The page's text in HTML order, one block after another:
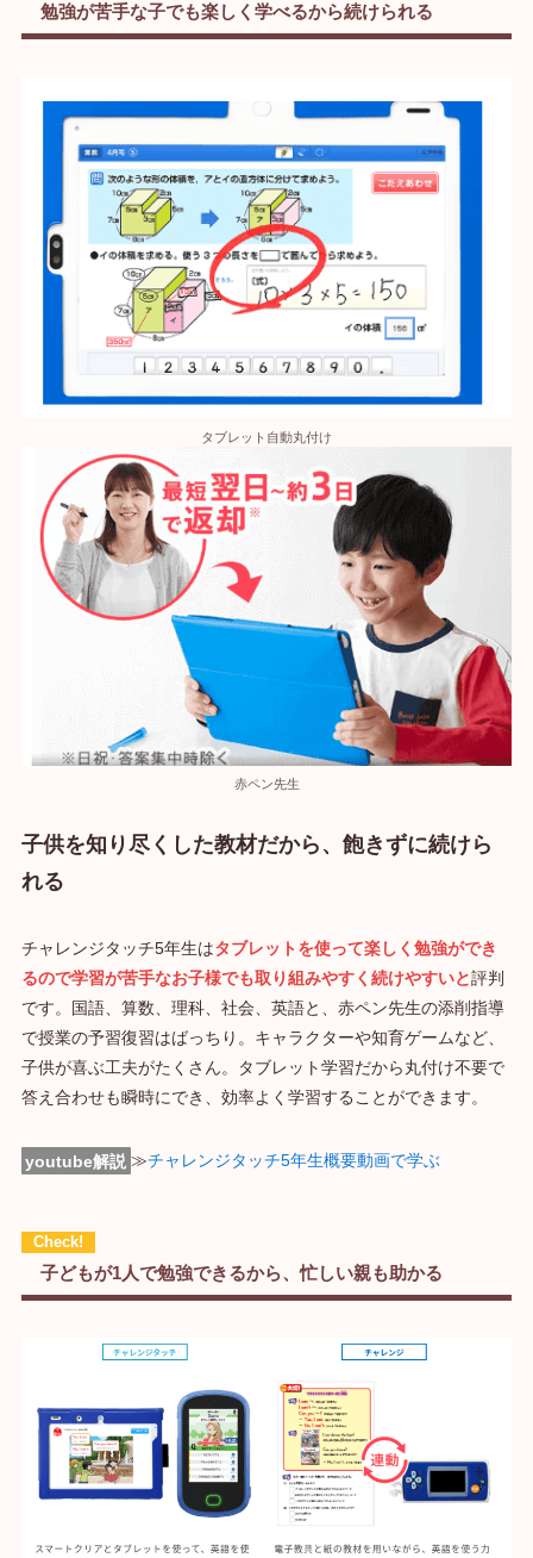
勉強が苦手な子でも楽しく学べるから続けられる
タブレット自動丸付け
赤ペン先生
子供を知り尽くした教材だから、飽きずに続けら
れる
チャレンジタッチ5年生はタブレットを使って楽しく勉強ができ
るので学習が苦手なお子様でも取り組みやすく続けやすいと評判
です。国語、算数、理科、社会、英語と、赤ペン先生の添削指導
で授業の予習復習はばっちり。キャラクターや知育ゲームなど、
子供が喜ぶ工夫がたくさん。タブレット学習だから丸付け不要で
答え合わせも瞬時にでき、効率よく学習することができます。
youtube解説 ≫チャレンジタッチ5年生概要動画で学ぶ
子どもが1人で勉強できるから、忙しい親も助かる